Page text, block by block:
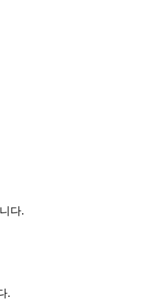
다.
.